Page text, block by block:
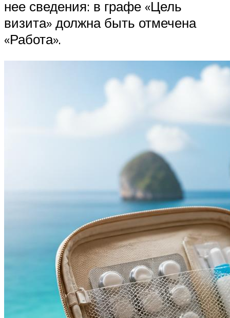
нее сведения: в графе «Цель
визита» должна быть отмечена
«Работа».